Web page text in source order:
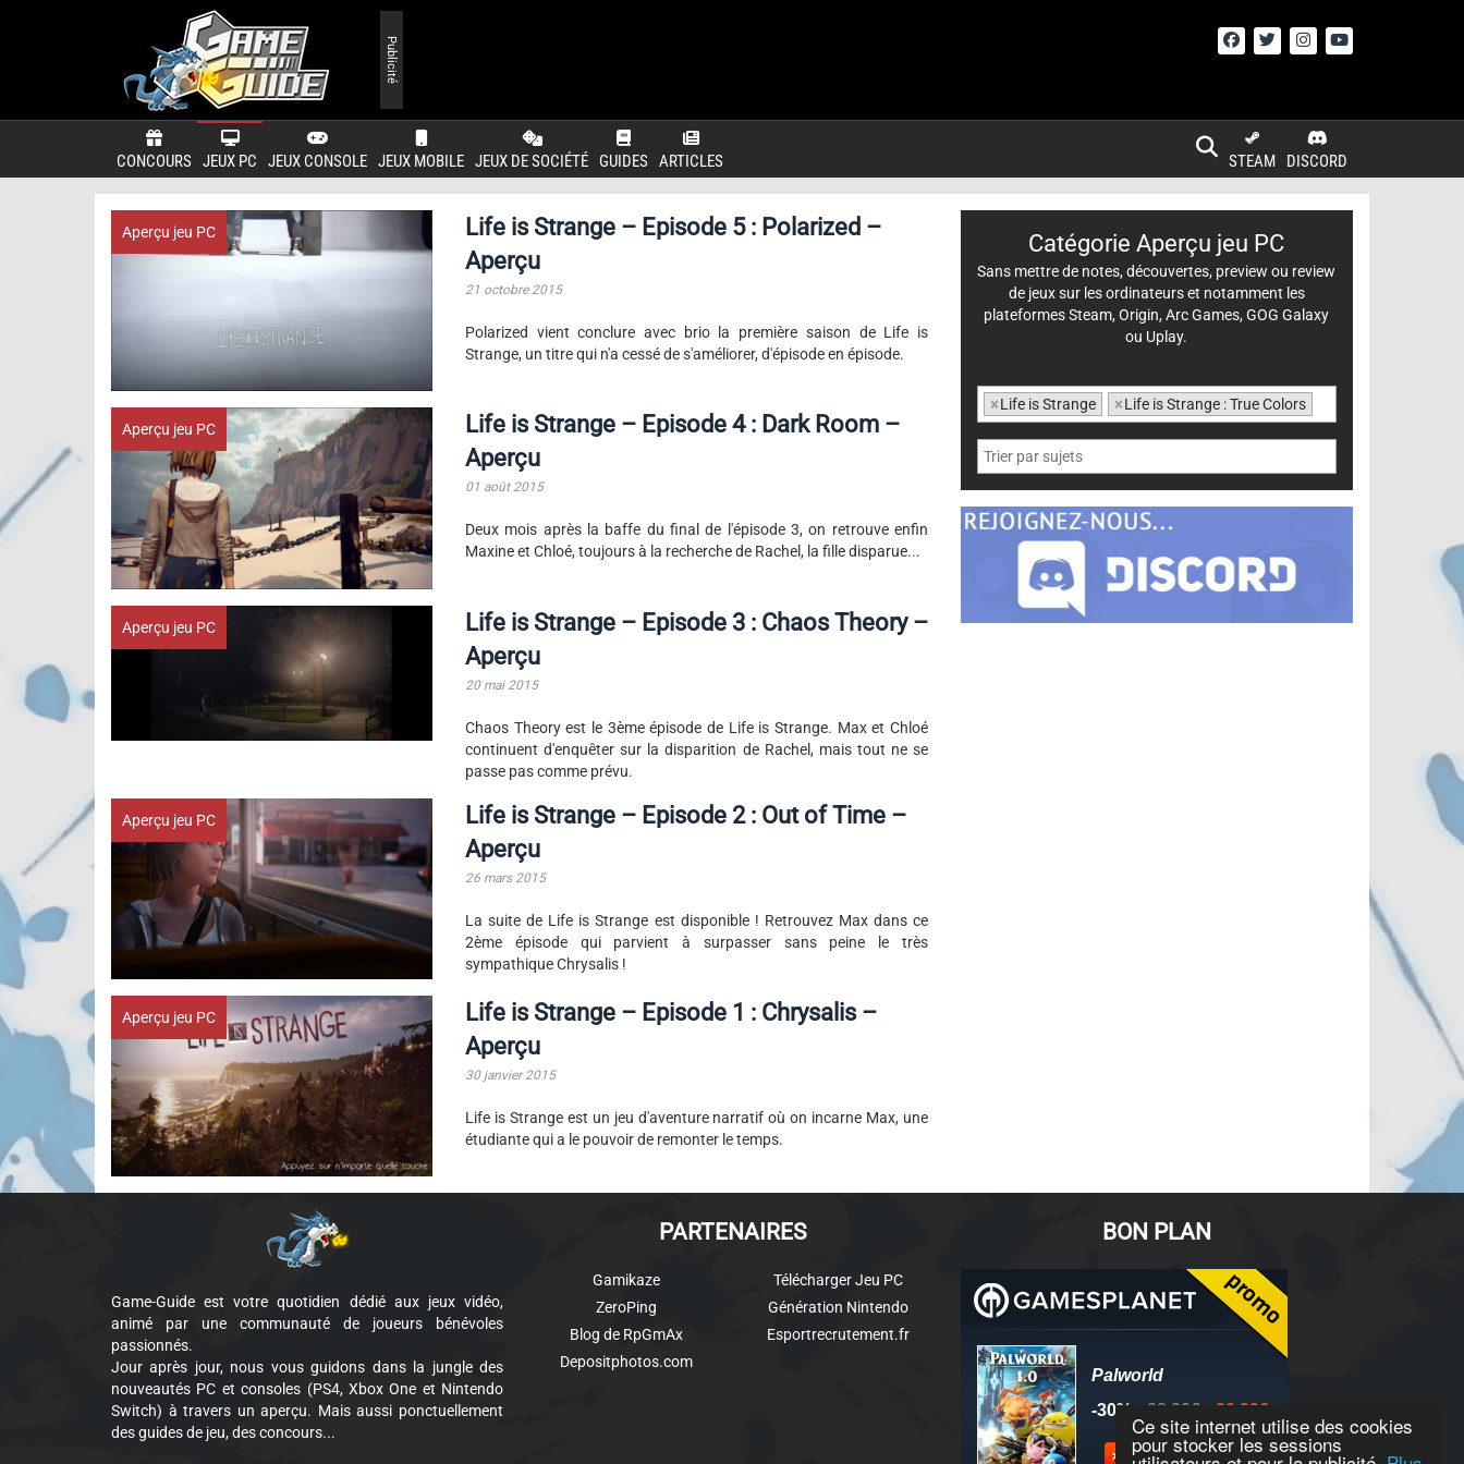
Ce site internet utilise des cookies
pour stocker les sessions
CONCOURS JEUX PC JEUX CONSOLE JEUX MOBILE JEUX DE SOCIÉTÉ GUIDES ARTICLES DISCORD
STEAM
Publicité
Aperçu jeu PC
Life is Strange – Episode 5 : Polarized –
Aperçu
21 octobre 2015
Polarized vient conclure avec brio la première saison de Life is
Strange, un titre qui n'a cessé de s'améliorer, d'épisode en épisode.
Aperçu jeu PC
Life is Strange – Episode 4 : Dark Room –
Aperçu
01 août 2015
Deux mois après la baffe du final de l'épisode 3, on retrouve enfin
Maxine et Chloé, toujours à la recherche de Rachel, la fille disparue...
Aperçu jeu PC
Life is Strange – Episode 3 : Chaos Theory –
Aperçu
20 mai 2015
Chaos Theory est le 3ème épisode de Life is Strange. Max et Chloé
continuent d'enquêter sur la disparition de Rachel, mais tout ne se
passe pas comme prévu.
Aperçu jeu PC
Life is Strange – Episode 2 : Out of Time –
Aperçu
26 mars 2015
La suite de Life is Strange est disponible ! Retrouvez Max dans ce
2ème épisode qui parvient à surpasser sans peine le très
sympathique Chrysalis !
Aperçu jeu PC
Life is Strange – Episode 1 : Chrysalis –
Aperçu
30 janvier 2015
Life is Strange est un jeu d'aventure narratif où on incarne Max, une
étudiante qui a le pouvoir de remonter le temps.
Catégorie Aperçu jeu PC
Sans mettre de notes, découvertes, preview ou review
de jeux sur les ordinateurs et notamment les
plateformes Steam, Origin, Arc Games, GOG Galaxy
ou Uplay.
×Life is Strange ×Life is Strange : True Colors
Game-Guide est votre quotidien dédié aux jeux vidéo,
animé par une communauté de joueurs bénévoles
passionnés.
Jour après jour, nous vous guidons dans la jungle des
nouveautés PC et consoles (PS4, Xbox One et Nintendo
Switch) à travers un aperçu. Mais aussi ponctuellement
des guides de jeu, des concours...
PARTENAIRES
Gamikaze
ZeroPing
Blog de RpGmAx
Depositphotos.com
Télécharger Jeu PC
Génération Nintendo
Esportrecrutement.fr
BON PLAN